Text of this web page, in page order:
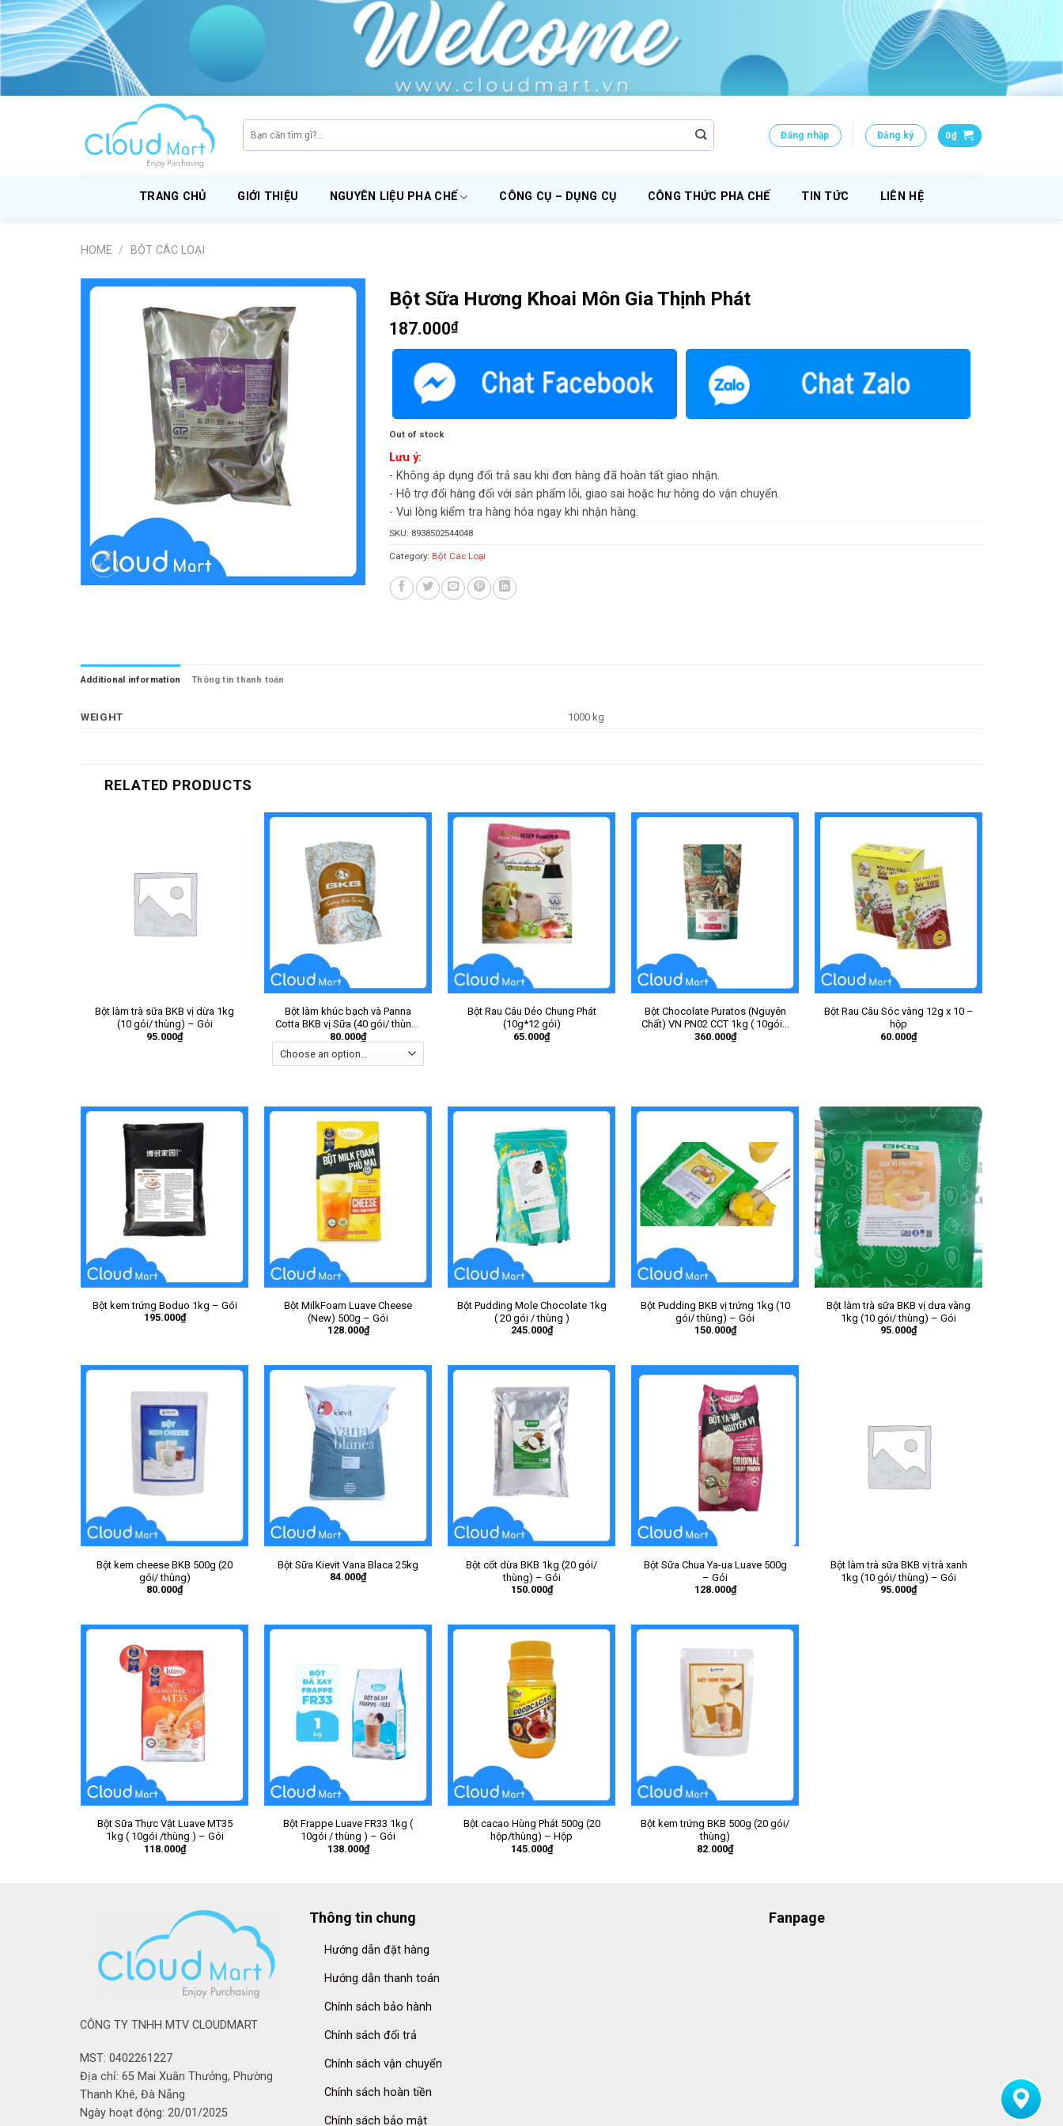
Skip
to
content
for:
Đăng nhập Đăng ký 0₫
TRANG CHỦ GIỚI THIỆU NGUYÊN LIỆU PHA CHẾ CÔNG CỤ – DỤNG CỤ CÔNG THỨC PHA CHẾ TIN TỨC LIÊN HỆ
HOME / BỘT CÁC LOẠI
Bột Sữa Hương Khoai Môn Gia Thịnh Phát
187.000₫
Out of stock
Lưu ý:
- Không áp dụng đổi trả sau khi đơn hàng đã hoàn tất giao nhận.
- Hỗ trợ đổi hàng đối với sản phẩm lỗi, giao sai hoặc hư hỏng do vận chuyển.
- Vui lòng kiểm tra hàng hóa ngay khi nhận hàng.
SKU: 8938502544048
Category: Bột Các Loại
Additional information Thông tin thanh toán
WEIGHT 1000 kg
RELATED PRODUCTS
Bột làm trà sữa BKB vị dừa 1kg
(10 gói/ thùng) – Gói
95.000₫
Bột làm khúc bạch và Panna
Cotta BKB vị Sữa (40 gói/ thùng)
– Gói
80.000₫
Bột Rau Câu Dẻo Chung Phát
(10g*12 gói)
65.000₫
Bột Chocolate Puratos (Nguyên
Chất) VN PN02 CCT 1kg ( 10gói /
thùng )
360.000₫
Bột Rau Câu Sóc vàng 12g x 10 –
hộp
60.000₫
Bột kem trứng Boduo 1kg – Gói
195.000₫
Bột MilkFoam Luave Cheese
(New) 500g – Gói
128.000₫
Bột Pudding Mole Chocolate 1kg
( 20 gói / thùng )
245.000₫
Bột Pudding BKB vị trứng 1kg (10
gói/ thùng) – Gói
150.000₫
Bột làm trà sữa BKB vị dưa vàng
1kg (10 gói/ thùng) – Gói
95.000₫
Bột kem cheese BKB 500g (20
gói/ thùng)
80.000₫
Bột Sữa Kievit Vana Blaca 25kg
84.000₫
Bột cốt dừa BKB 1kg (20 gói/
thùng) – Gói
150.000₫
Bột Sữa Chua Ya-ua Luave 500g
– Gói
128.000₫
Bột làm trà sữa BKB vị trà xanh
1kg (10 gói/ thùng) – Gói
95.000₫
Bột Sữa Thực Vật Luave MT35
1kg ( 10gói /thùng ) – Gói
118.000₫
Bột Frappe Luave FR33 1kg (
10gói / thùng ) – Gói
138.000₫
Bột cacao Hùng Phát 500g (20
hộp/thùng) – Hộp
145.000₫
Bột kem trứng BKB 500g (20 gói/
thùng)
82.000₫
CÔNG TY TNHH MTV CLOUDMART
MST: 0402261227
Địa chỉ: 65 Mai Xuân Thưởng, Phường
Thanh Khê, Đà Nẵng
Ngày hoạt động: 20/01/2025
Thông tin chung
Hướng dẫn đặt hàng
Hướng dẫn thanh toán
Chính sách bảo hành
Chính sách đổi trả
Chính sách vận chuyển
Chính sách hoàn tiền
Chính sách bảo mật
Fanpage